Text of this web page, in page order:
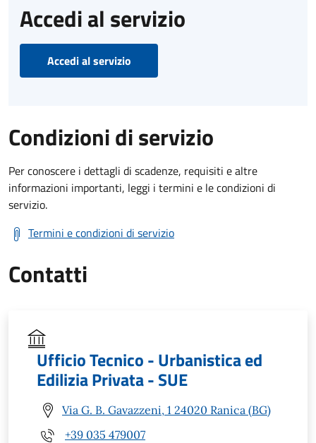
Accedi al servizio
Accedi al servizio
Condizioni di servizio
Per conoscere i dettagli di scadenze, requisiti e altre
informazioni importanti, leggi i termini e le condizioni di
servizio.
Termini e condizioni di servizio
Contatti
Ufficio Tecnico - Urbanistica ed
Edilizia Privata - SUE
Via G. B. Gavazzeni, 1 24020 Ranica (BG)
+39 035 479007